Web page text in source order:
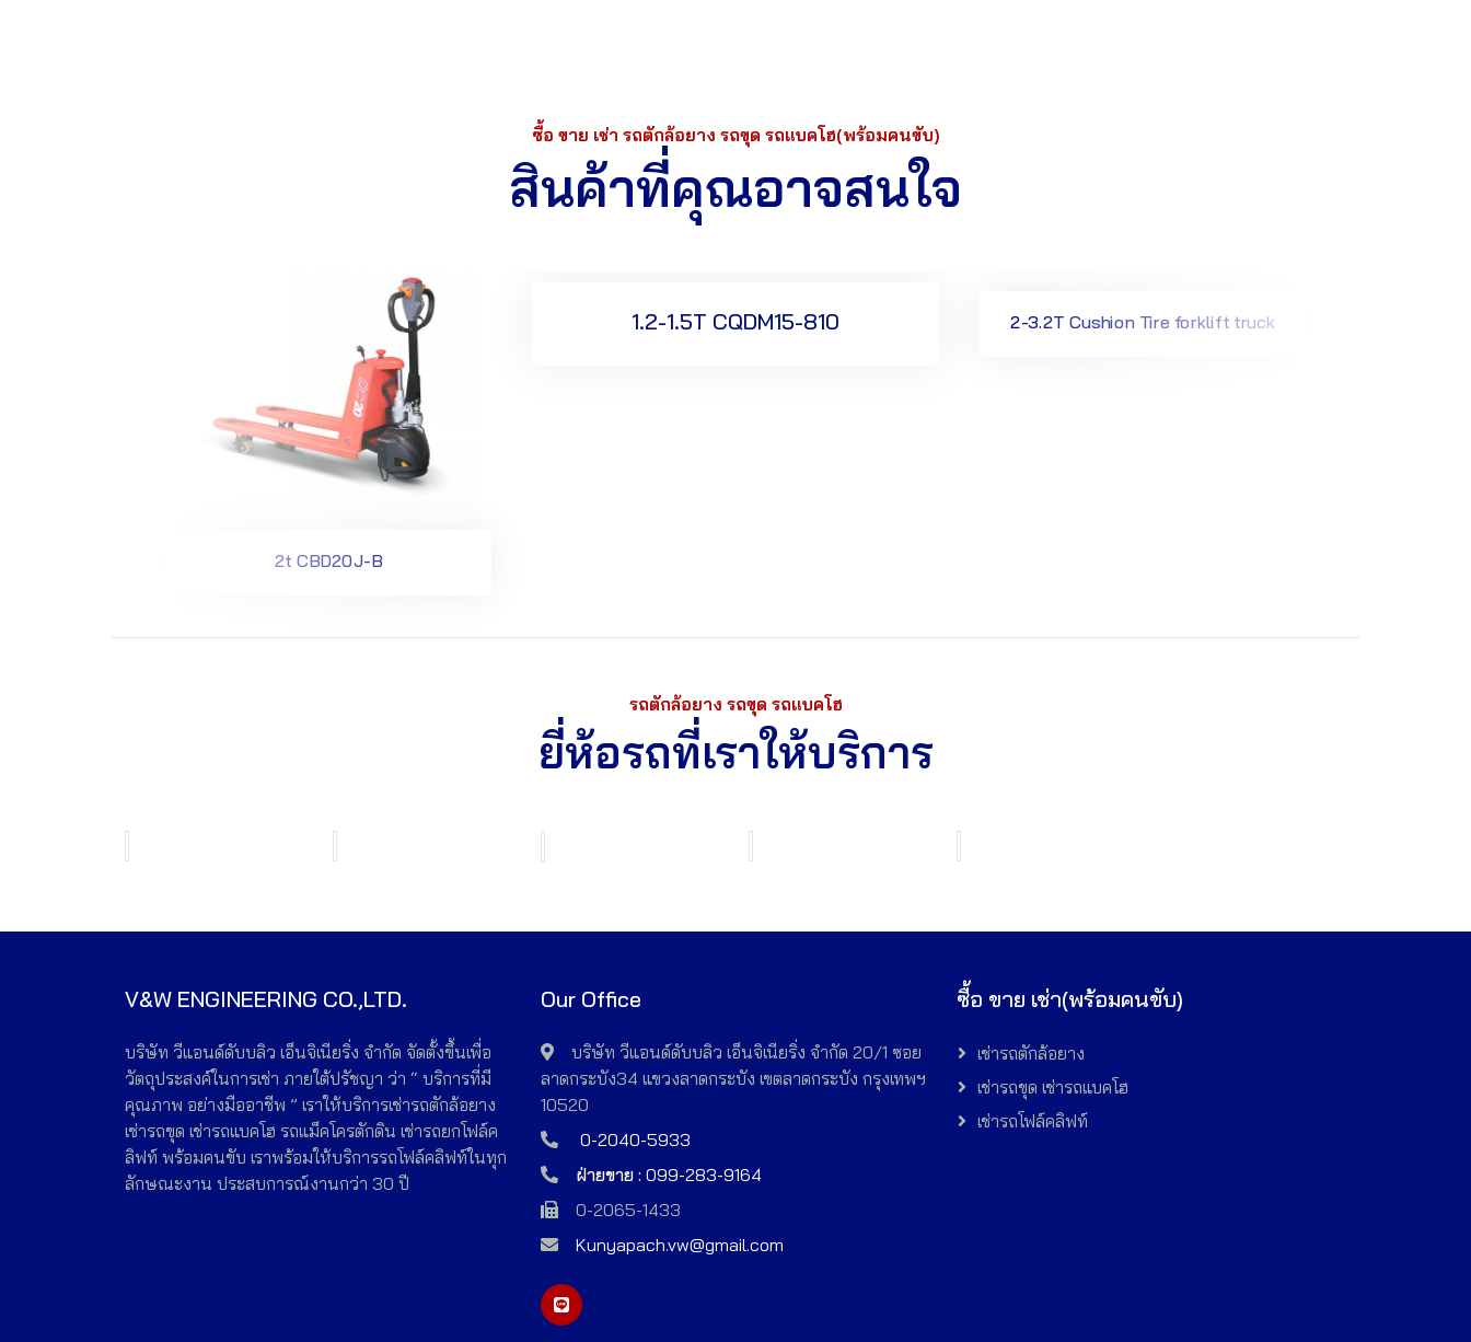
ซื้อ ขาย เช่า รถตักล้อยาง รถขุด รถแบคโฮ(พร้อมคนขับ)
สินค้าที่คุณอาจสนใจ
2t CBD20J-B
1.2-1.5T CQDM15-810 2-3.2T Cushion Tire forklift truck
รถตักล้อยาง รถขุด รถแบคโฮ
ยี่ห้อรถที่เราให้บริการ
V&W ENGINEERING CO.,LTD.
บริษัท วีแอนด์ดับบลิว เอ็นจิเนียริ่ง จำกัด จัดตั้งขึ้นเพื่อ
วัตถุประสงค์ในการเช่า ภายใต้ปรัชญา ว่า “ บริการที่มี
คุณภาพ อย่างมืออาชีพ ” เราให้บริการเช่ารถตักล้อยาง
เช่ารถขุด เช่ารถแบคโฮ รถแม็คโครตักดิน เช่ารถยกโฟล์ค
ลิฟท์ พร้อมคนขับ เราพร้อมให้บริการรถโฟล์คลิฟท์ในทุก
ลักษณะงาน ประสบการณ์งานกว่า 30 ปี
Our Office
บริษัท วีแอนด์ดับบลิว เอ็นจิเนียริ่ง จำกัด 20/1 ซอย
ลาดกระบัง34 แขวงลาดกระบัง เขตลาดกระบัง กรุงเทพฯ
10520
0-2040-5933
ฝ่ายขาย : 099-283-9164
0-2065-1433
Kunyapach.vw@gmail.com
ซื้อ ขาย เช่า(พร้อมคนขับ)
เช่ารถตักล้อยาง
เช่ารถขุด เช่ารถแบคโฮ
เช่ารถโฟล์คลิฟท์